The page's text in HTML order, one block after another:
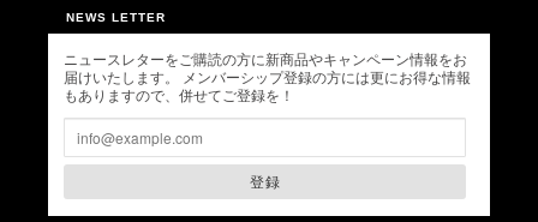
NEWS LETTER
ニュースレターをご購読の方に新商品やキャンペーン情報をお
届けいたします。 メンバーシップ登録の方には更にお得な情報
もありますので、併せてご登録を！
登録